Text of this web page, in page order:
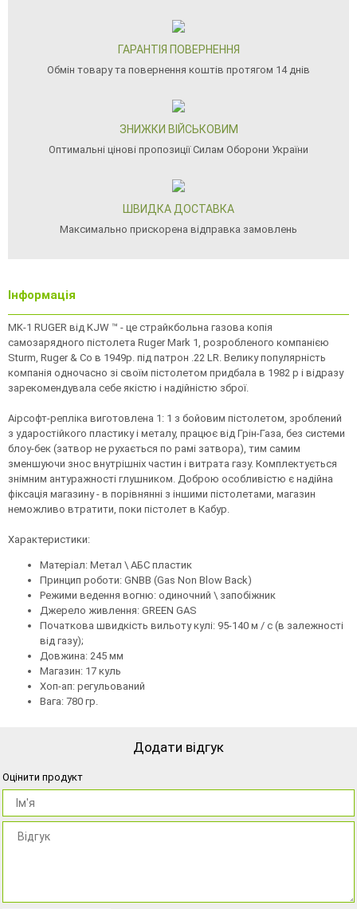
ГАРАНТІЯ ПОВЕРНЕННЯ
Обмін товару та повернення коштів протягом 14 днів
ЗНИЖКИ ВІЙСЬКОВИМ
Оптимальні цінові пропозиції Силам Оборони України
ШВИДКА ДОСТАВКА
Максимально прискорена відправка замовлень
Інформація
MK-1 RUGER від KJW ™ - це страйкбольна газова копія
самозарядного пістолета Ruger Mark 1, розробленого компанією
Sturm, Ruger & Co в 1949р. під патрон .22 LR. Велику популярність
компанія одночасно зі своїм пістолетом придбала в 1982 р і відразу
зарекомендувала себе якістю і надійністю зброї.
Аірсофт-репліка виготовлена ​​1: 1 з бойовим пістолетом, зроблений
з ударостійкого пластику і металу, працює від Грін-Газа, без системи
блоу-бек (затвор не рухається по рамі затвора), тим самим
зменшуючи знос внутрішніх частин і витрата газу. Комплектується
знімним антуражності глушником. Доброю особливістю є надійна
фіксація магазину - в порівнянні з іншими пістолетами, магазин
неможливо втратити, поки пістолет в Кабур.
Характеристики:
Матеріал: Метал \ АБС пластик
Принцип роботи: GNBB (Gas Non Blow Back)
Режими ведення вогню: одиночний \ запобіжник
Джерело живлення: GREEN GAS
Початкова швидкість вильоту кулі: 95-140 м / с (в залежності
від газу);
Довжина: 245 мм
Магазин: 17 куль
Хоп-ап: регульований
Вага: 780 гр.
Додати відгук
Оцінити продукт